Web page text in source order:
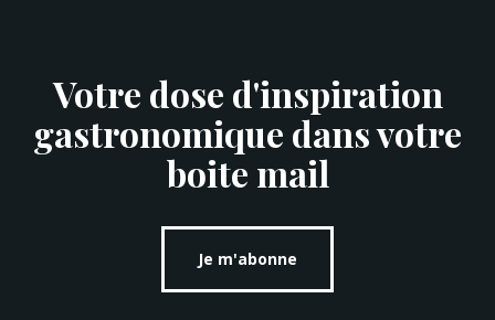
Votre dose d'inspiration
gastronomique dans votre
boite mail
Je m'abonne